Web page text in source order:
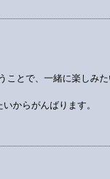
ことで、一緒に楽しみ
からがんばります。